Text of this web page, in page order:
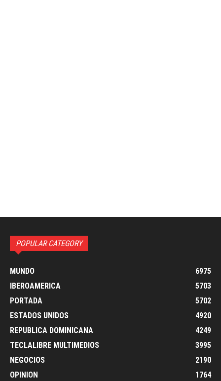
POPULAR CATEGORY
MUNDO
6975
IBEROAMERICA
5703
PORTADA
5702
ESTADOS UNIDOS
4920
REPUBLICA DOMINICANA
4249
TECLALIBRE MULTIMEDIOS
3995
NEGOCIOS
2190
OPINION
1764